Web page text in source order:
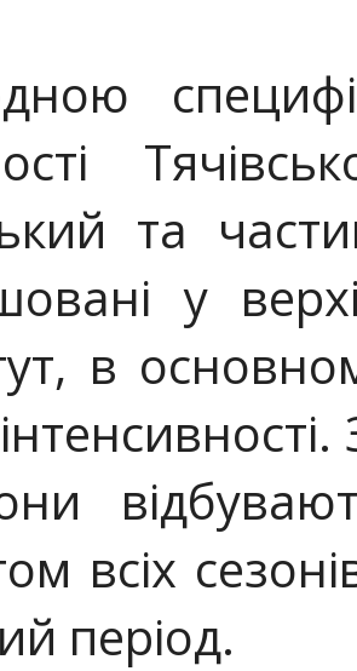
та
у
в
всіх
період.